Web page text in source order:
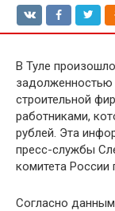
В Туле
задолженностью
строительной
работниками,
рублей. Эта
пресс-службы
комитета России
Согласно